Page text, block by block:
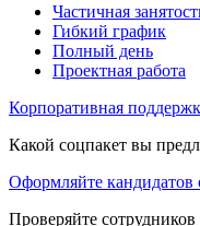
Частичная
Гибкий график
Полный день
Проектная работа
Корпоративная
Какой соцпакет вы
Оформляйте кандидатов
Проверяйте